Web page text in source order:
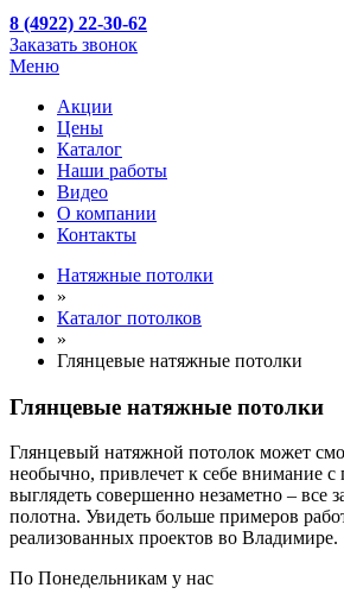
8 (4922) 22-30-62
Заказать звонок
Меню
Акции
Цены
Каталог
Наши работы
Видео
О компании
Контакты
Натяжные потолки
»
Каталог потолков
»
Глянцевые натяжные потолки
Глянцевые натяжные потолки
Глянцевый натяжной потолок может
необычно, привлечет к себе внимание с
выглядеть совершенно незаметно – все
полотна. Увидеть больше примеров
реализованных проектов во Владимире.
По Понедельникам у нас